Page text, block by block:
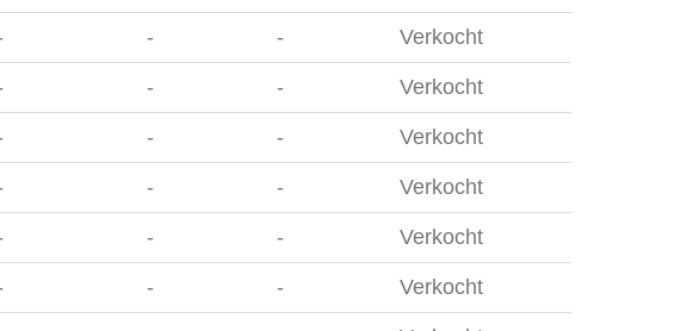
- - Verkocht
- - Verkocht
- - Verkocht
- - Verkocht
- - Verkocht
- - Verkocht